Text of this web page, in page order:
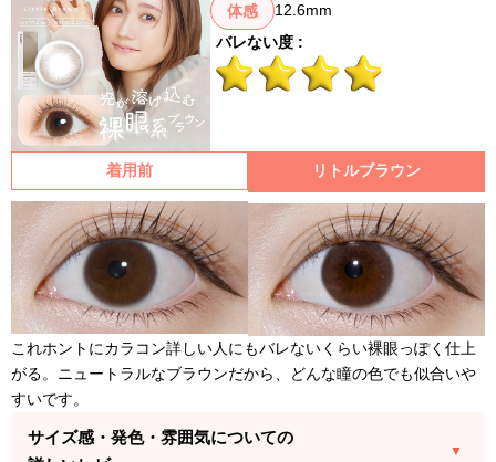
体感
12.6mm
バレない度 :
着用前 リトルブラウン
これホントにカラコン詳しい人にもバレないくらい裸眼っぽく仕上
がる。ニュートラルなブラウンだから、どんな瞳の色でも似合いや
すいです。
サイズ感・発色・雰囲気についての